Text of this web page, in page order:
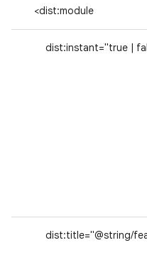
<dist:module
dist:instant="true |
dist:title="@string/